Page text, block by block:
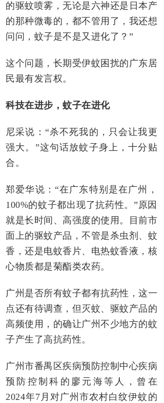
的驱蚊喷雾，无论是六神还是日本产
的那种微毒的，都不管用了，我还想
问问，蚊子是不是又进化了？”
这个问题，长期受伊蚊困扰的广东居
民最有发言权。
科技在进步，蚊子在进化
尼采说：“杀不死我的，只会让我更
强大。”这句话放蚊子身上，十分贴
合。
郑爱华说：“在广东特别是在广州，
100%的蚊子都出现了抗药性。”原因
就是长时间、高强度的使用。目前市
面上的驱蚊产品，不管是杀虫剂、蚊
香，还是电蚊香片、电热蚊香液，核
心物质都是菊酯类农药。
广州是否所有蚊子都有抗药性，这一
点还有待调查，但灭蚊、驱蚊产品的
高频使用，的确让广州不少地方的蚊
子产生了高抗药性。
广州市番禺区疾病预防控制中心疾病
预防控制科的廖元海等人，曾在
2024年7月对广州市农村白纹伊蚊的